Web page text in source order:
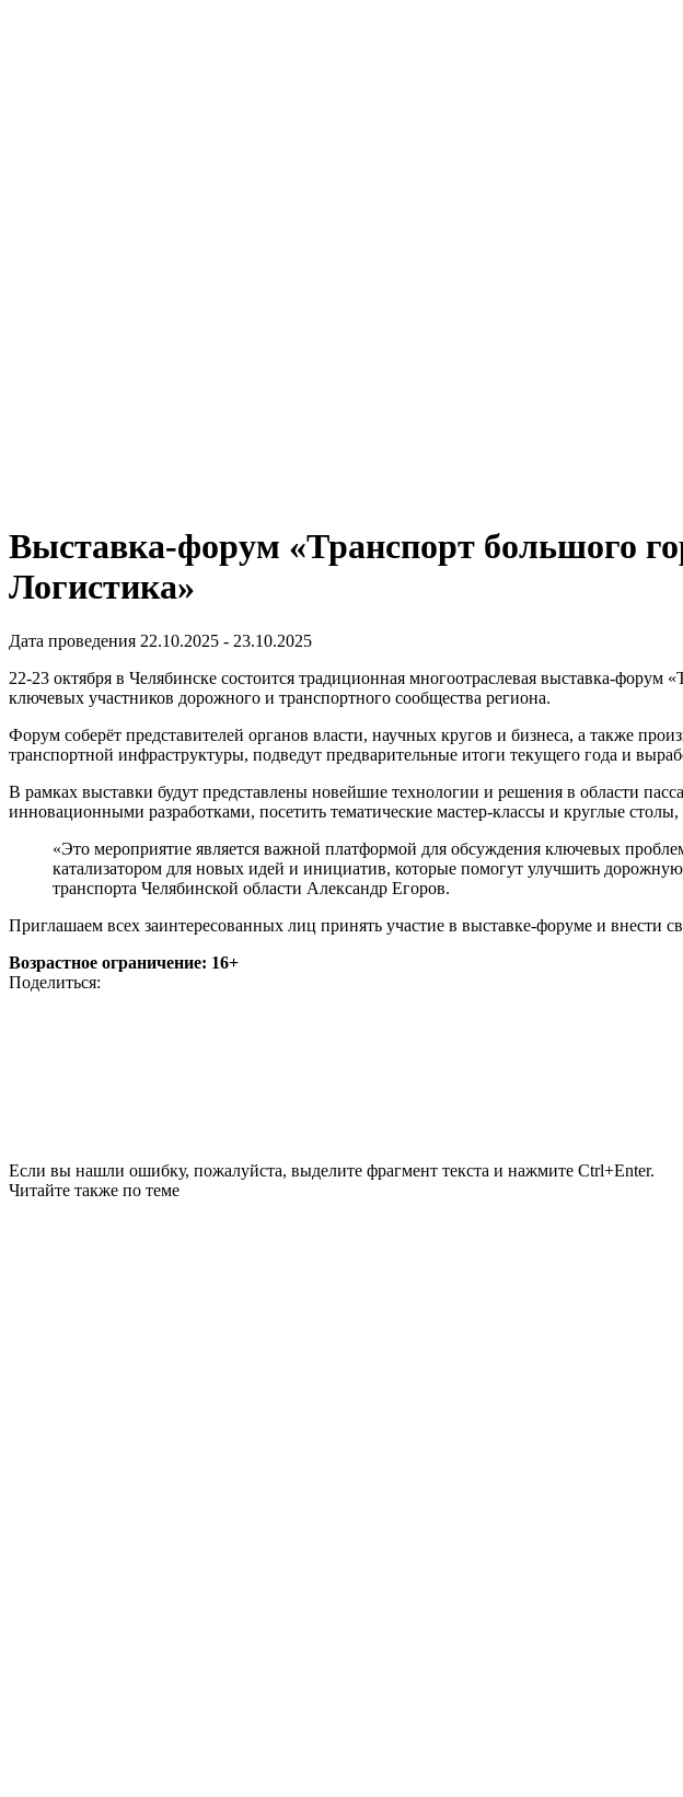
Выставка-форум «Транспорт большого
Логистика»
Дата проведения 22.10.2025 - 23.10.2025
22-23 октября в Челябинске состоится традиционная многоотраслевая выставка-
ключевых участников дорожного и транспортного сообщества региона.
Форум соберёт представителей органов власти, научных кругов и бизнеса, а также
транспортной инфраструктуры, подведут предварительные итоги текущего года и
В рамках выставки будут представлены новейшие технологии и решения в области
инновационными разработками, посетить тематические мастер-классы и круглые
«Это мероприятие является важной платформой для обсуждения ключевых
катализатором для новых идей и инициатив, которые помогут улучшить
транспорта Челябинской области Александр Егоров.
Приглашаем всех заинтересованных лиц принять участие в выставке-форуме и внести
Возрастное ограничение: 16+
Поделиться:
Если вы нашли ошибку, пожалуйста, выделите фрагмент текста и нажмите Ctrl+Enter.
Читайте также по теме